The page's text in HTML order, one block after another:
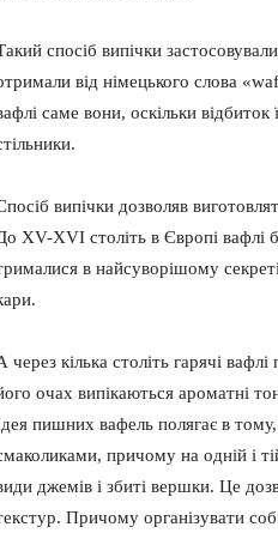
спосіб випічки
від німецького слова
саме вони, оскільки
випічки дозволяв
XV-XVI століть в Європі вафлі
в найсуворішому
через кілька століть гарячі
очах випікаються ароматні
пишних вафель полягає в
причому на одній і
джемів і збиті вершки. Це
Причому організувати